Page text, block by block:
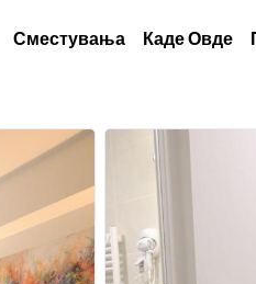
Сместувања Каде Овде